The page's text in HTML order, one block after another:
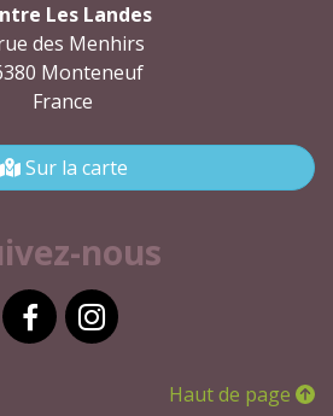
Les Landes
des Menhirs
Monteneuf
France
Sur la carte
nous
Haut de page